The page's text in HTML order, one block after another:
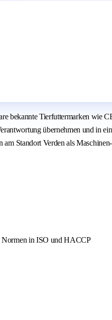
bekannte Tierfuttermarken
übernehmen und in
Standort Verden als
Normen in ISO und HACCP